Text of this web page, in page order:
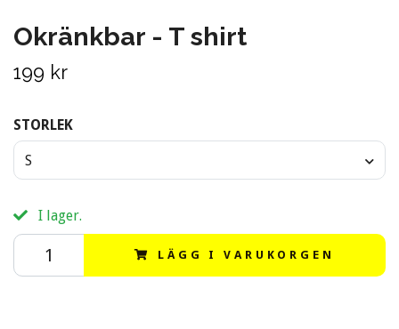
Okränkbar - T shirt
199 kr
STORLEK
S
I lager.
LÄGG I VARUKORGEN